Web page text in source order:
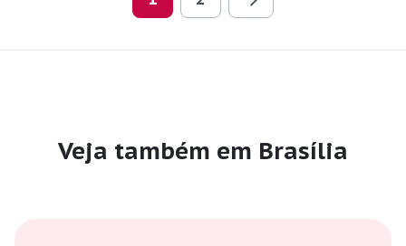
Veja também em Brasília